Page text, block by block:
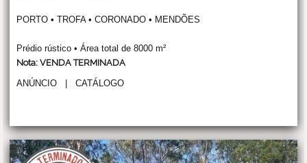
PORTO • TROFA • CORONADO • MENDÕES
Prédio rústico • Área total de 8000 m²
Nota: VENDA TERMINADA
ANÚNCIO |CATÁLOGO